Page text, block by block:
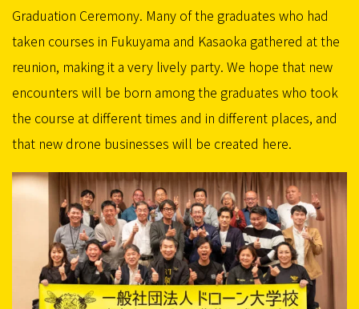
Graduation Ceremony. Many of the graduates who had
taken courses in Fukuyama and Kasaoka gathered at the
reunion, making it a very lively party. We hope that new
encounters will be born among the graduates who took
the course at different times and in different places, and
that new drone businesses will be created here.